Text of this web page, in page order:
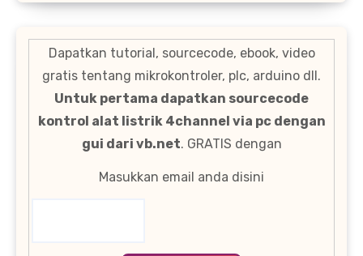
Dapatkan tutorial, sourcecode, ebook, video
gratis tentang mikrokontroler, plc, arduino dll.
Untuk pertama dapatkan sourcecode
kontrol alat listrik 4channel via pc dengan
gui dari vb.net. GRATIS dengan
Masukkan email anda disini